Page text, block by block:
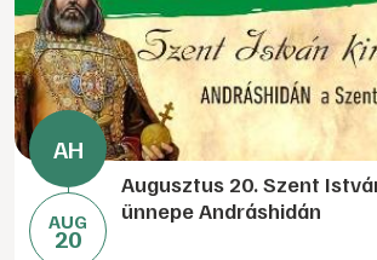
AUG
20
Augusztus 20. Szent
ünnepe Andráshidán